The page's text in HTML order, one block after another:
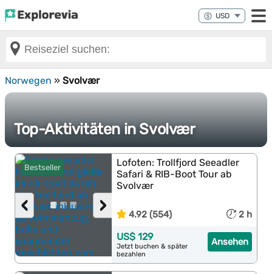
Norwegen » Svolvær
Top-Aktivitäten in Svolvær
Bestseller
›
‹
Lofoten: Trollfjord Seeadler
Safari & RIB-Boot Tour ab
Svolvær
4.92 (554) 2 h
Ansehen
US$ 129
Jetzt buchen & später
bezahlen